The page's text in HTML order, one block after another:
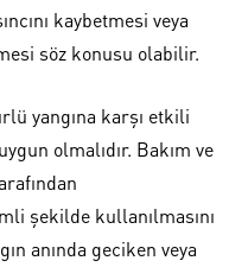
kaybetmesi veya
söz konusu olabilir.
yangına karşı etkili
olmalıdır. Bakım ve
şekilde kullanılmasını
anında geciken veya